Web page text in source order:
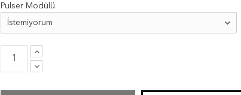
Pulser Modülü